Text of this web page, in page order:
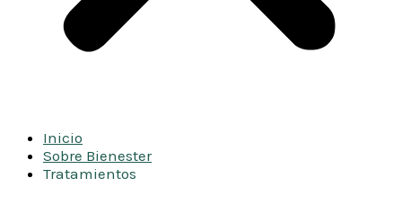
Inicio
Sobre Bienester
Tratamientos